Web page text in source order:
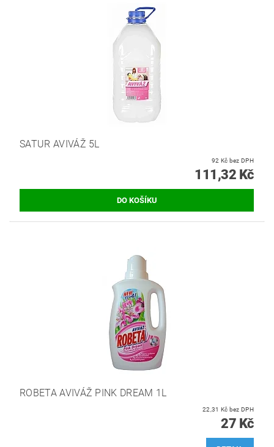
SATUR AVIVÁŽ 5L
92 Kč bez DPH
111,32 Kč
ROBETA AVIVÁŽ PINK DREAM 1L
22,31 Kč bez DPH
27 Kč